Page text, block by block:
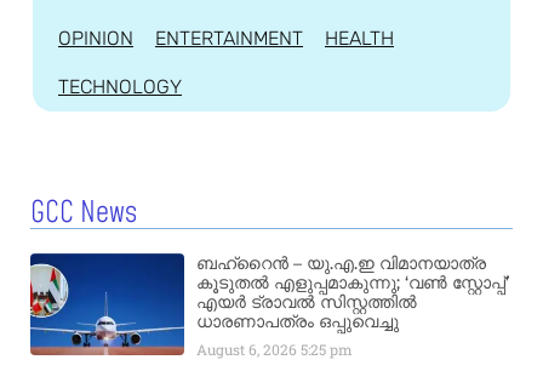
OPINION ENTERTAINMENT HEALTH
TECHNOLOGY
GCC News
ബഹ്‌റൈൻ – യു.എ.ഇ വിമാനയാത്ര
കൂടുതൽ എളുപ്പമാകുന്നു; ‘വൺ സ്റ്റോപ്പ്’
എയർ ട്രാവൽ സിസ്റ്റത്തിൽ
ധാരണാപത്രം ഒപ്പുവെച്ചു
August 6, 20265:25 pm